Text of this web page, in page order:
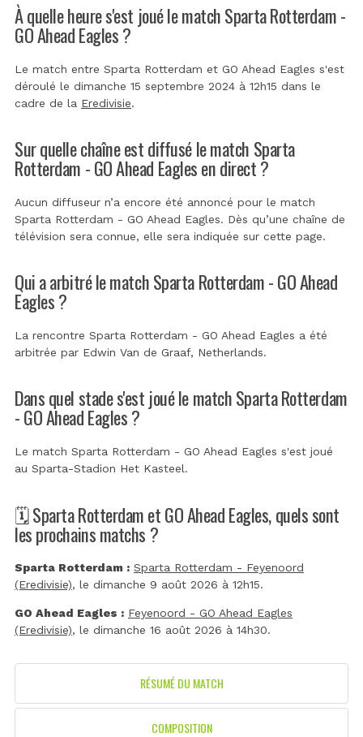
À quelle heure s'est joué le match Sparta Rotterdam -
GO Ahead Eagles ?
Le match entre Sparta Rotterdam et GO Ahead Eagles s'est
déroulé le dimanche 15 septembre 2024 à 12h15 dans le
cadre de la Eredivisie.
Sur quelle chaîne est diffusé le match Sparta
Rotterdam - GO Ahead Eagles en direct ?
Aucun diffuseur n’a encore été annoncé pour le match
Sparta Rotterdam - GO Ahead Eagles. Dès qu’une chaîne de
télévision sera connue, elle sera indiquée sur cette page.
Qui a arbitré le match Sparta Rotterdam - GO Ahead
Eagles ?
La rencontre Sparta Rotterdam - GO Ahead Eagles a été
arbitrée par Edwin Van de Graaf, Netherlands.
Dans quel stade s'est joué le match Sparta Rotterdam
- GO Ahead Eagles ?
Le match Sparta Rotterdam - GO Ahead Eagles s'est joué
au Sparta-Stadion Het Kasteel.
🗓️ Sparta Rotterdam et GO Ahead Eagles, quels sont
les prochains matchs ?
Sparta Rotterdam : Sparta Rotterdam - Feyenoord
(Eredivisie), le dimanche 9 août 2026 à 12h15.
GO Ahead Eagles : Feyenoord - GO Ahead Eagles
(Eredivisie), le dimanche 16 août 2026 à 14h30.
RÉSUMÉ DU MATCH
COMPOSITION